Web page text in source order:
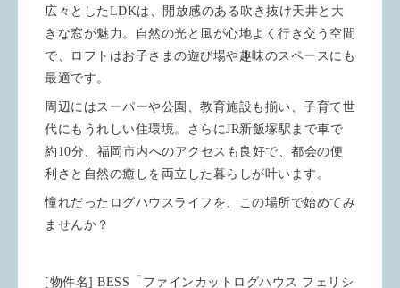
広々としたLDKは、開放感のある吹き抜け天井と大
きな窓が魅力。自然の光と風が心地よく行き交う空間
で、ロフトはお子さまの遊び場や趣味のスペースにも
最適です。
周辺にはスーパーや公園、教育施設も揃い、子育て世
代にもうれしい住環境。さらにJR新飯塚駅まで車で
約10分、福岡市内へのアクセスも良好で、都会の便
利さと自然の癒しを両立した暮らしが叶います。
憧れだったログハウスライフを、この場所で始めてみ
ませんか？
[物件名] BESS「ファインカットログハウス フェリシ